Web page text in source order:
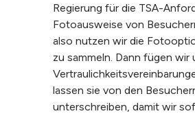
Regierung für die TSA-
Fotoausweise von
also nutzen wir die
zu sammeln. Dann fügen wir
lassen sie von den
unterschreiben, damit wir